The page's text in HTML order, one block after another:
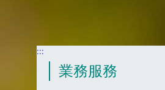
:::
業務服務